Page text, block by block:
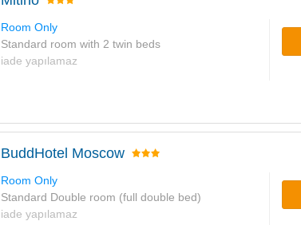
Room Only
Standard room with 2 twin beds
iade yapılamaz
BuddHotel Moscow
Room Only
Standard Double room (full double bed)
iade yapılamaz